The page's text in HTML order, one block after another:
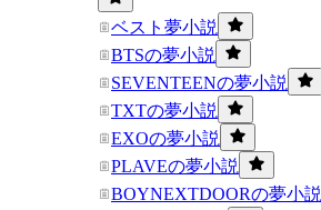
ベスト夢小説
BTSの夢小説
SEVENTEENの夢小説
TXTの夢小説
EXOの夢小説
PLAVEの夢小説
BOYNEXTDOORの夢小説